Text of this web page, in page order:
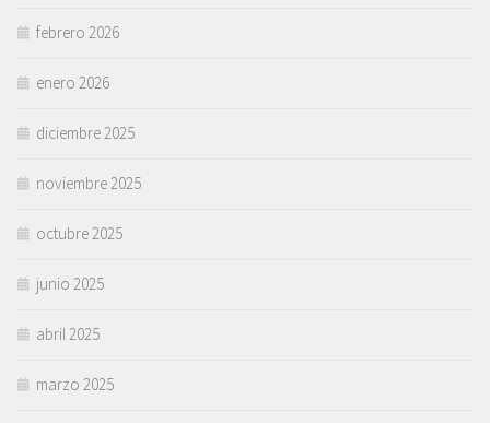
febrero 2026
enero 2026
diciembre 2025
noviembre 2025
octubre 2025
junio 2025
abril 2025
marzo 2025